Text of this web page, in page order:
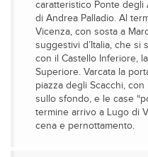
caratteristico Ponte degli
di Andrea Palladio. Al
Vicenza, con sosta a
suggestivi d’Italia, che si
con il Castello Inferiore,
Superiore. Varcata la
piazza degli Scacchi,
sullo sfondo, e le case
termine arrivo a Lugo di
cena e pernottamento.